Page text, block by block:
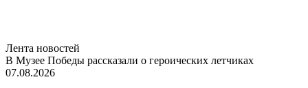
Лента новостей
В Музее Победы рассказали о героических летчиках
07.08.2026